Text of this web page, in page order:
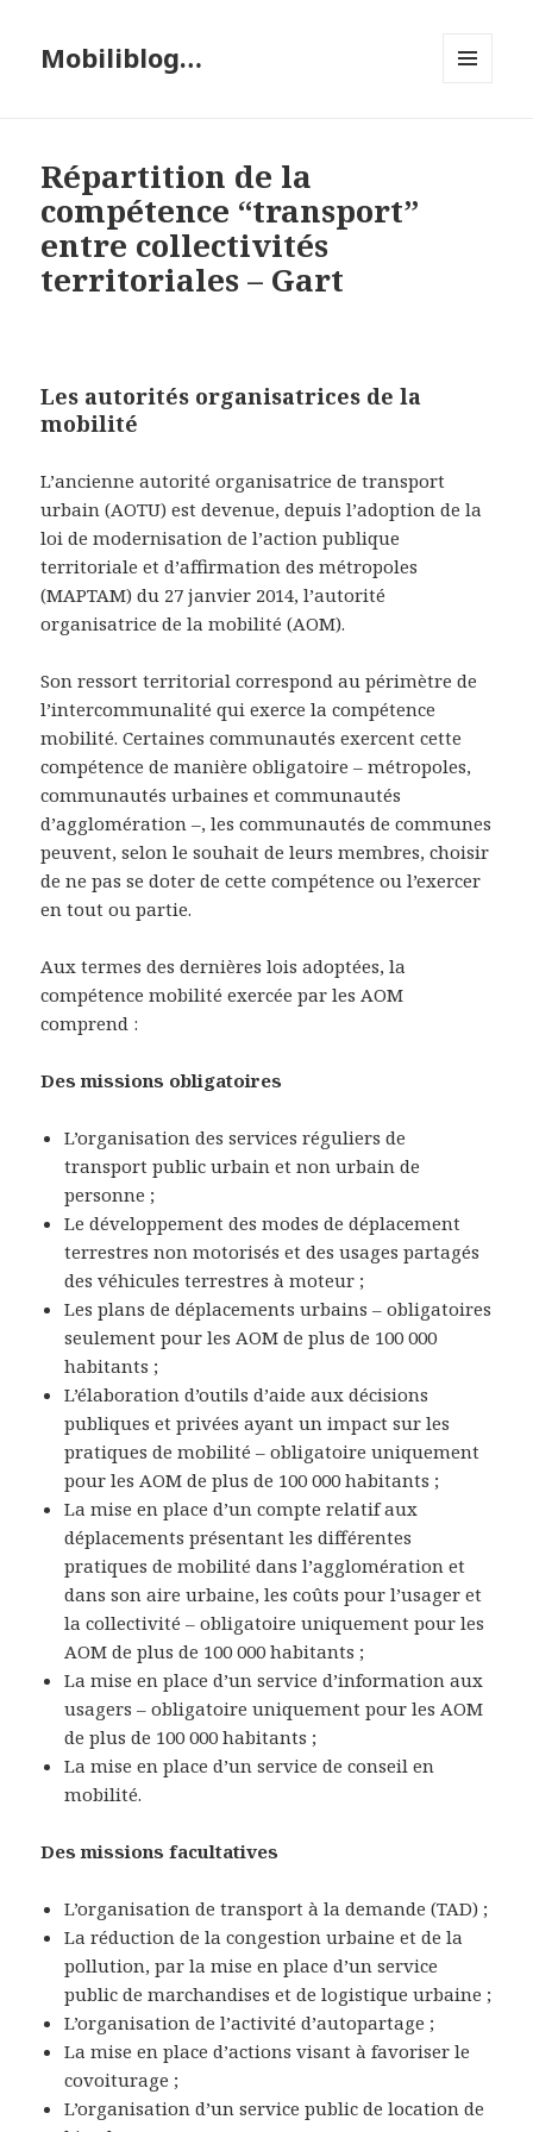
Mobiliblog…
Répartition de la
compétence “transport”
entre collectivités
territoriales – Gart
Les autorités organisatrices de la
mobilité
L’ancienne autorité organisatrice de transport
urbain (AOTU) est devenue, depuis l’adoption de la
loi de modernisation de l’action publique
territoriale et d’affirmation des métropoles
(MAPTAM) du 27 janvier 2014, l’autorité
organisatrice de la mobilité (AOM).
Son ressort territorial correspond au périmètre de
l’intercommunalité qui exerce la compétence
mobilité. Certaines communautés exercent cette
compétence de manière obligatoire – métropoles,
communautés urbaines et communautés
d’agglomération –, les communautés de communes
peuvent, selon le souhait de leurs membres, choisir
de ne pas se doter de cette compétence ou l’exercer
en tout ou partie.
Aux termes des dernières lois adoptées, la
compétence mobilité exercée par les AOM
comprend :
Des missions obligatoires
L’organisation des services réguliers de
transport public urbain et non urbain de
personne ;
Le développement des modes de déplacement
terrestres non motorisés et des usages partagés
des véhicules terrestres à moteur ;
Les plans de déplacements urbains – obligatoires
seulement pour les AOM de plus de 100 000
habitants ;
L’élaboration d’outils d’aide aux décisions
publiques et privées ayant un impact sur les
pratiques de mobilité – obligatoire uniquement
pour les AOM de plus de 100 000 habitants ;
La mise en place d’un compte relatif aux
déplacements présentant les différentes
pratiques de mobilité dans l’agglomération et
dans son aire urbaine, les coûts pour l’usager et
la collectivité – obligatoire uniquement pour les
AOM de plus de 100 000 habitants ;
La mise en place d’un service d’information aux
usagers – obligatoire uniquement pour les AOM
de plus de 100 000 habitants ;
La mise en place d’un service de conseil en
mobilité.
Des missions facultatives
L’organisation de transport à la demande (TAD) ;
La réduction de la congestion urbaine et de la
pollution, par la mise en place d’un service
public de marchandises et de logistique urbaine ;
L’organisation de l’activité d’autopartage ;
La mise en place d’actions visant à favoriser le
covoiturage ;
L’organisation d’un service public de location de